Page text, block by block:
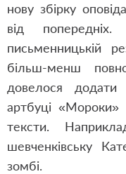
нову збірку
від
письменницькій
більш-менш
довелося
артбуці «Мороки»
тексти.
шевченківську
зомбі.